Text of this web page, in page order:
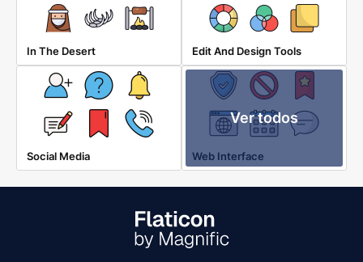
In The Desert Edit And Design Tools
Social Media
Ver todos
Web Interface